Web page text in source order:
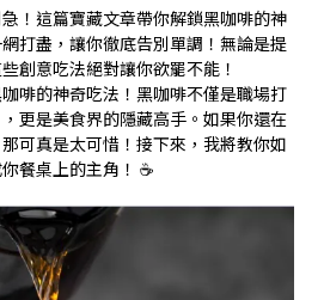
！這篇寶藏文章帶你解鎖黑咖啡的神
打盡，讓你徹底告別單調！無論是提
創意吃法絕對讓你欲罷不能！
啡的神奇吃法！黑咖啡不僅是職場打
更是美食界的隱藏高手。如果你還在
可真是太可惜！接下來，我將教你如
餐桌上的主角！ ☕️